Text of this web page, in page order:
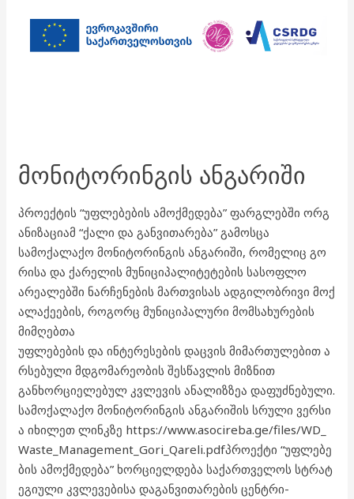
ᲛᲝᲜᲘᲢᲝᲠᲘᲜᲒᲘᲡ ᲐᲜᲒᲐᲠᲘᲨᲘ
პროექტის “უფლებების ამოქმედება” ფარგლებში ორგ
ანიზაციამ “ქალი და განვითარება” გამოსცა
სამოქალაქო მონიტორინგის ანგარიში, რომელიც გო
რისა და ქარელის მუნიციპალიტეტების სასოფლო
არეალებში ნარჩენების მართვისას ადგილობრივი მოქ
ალაქეების, როგორც მუნიციპალური მომსახურების
მიმღებთა
უფლებების და ინტერესების დაცვის მიმართულებით ა
რსებული მდგომარეობის შესწავლის მიზნით
განხორციელებულ კვლევის ანალიზზეა დაფუძნებული.
სამოქალაქო მონიტორინგის ანგარიშის სრული ვერსი
ა იხილეთ ლინკზე https://www.asocireba.ge/files/WD_
Waste_Management_Gori_Qareli.pdfპროექტი “უფლებე
ბის ამოქმედება” ხორციელდება საქართველოს სტრატ
ეგიული კვლევებისა დაგანვითარების ცენტრი-